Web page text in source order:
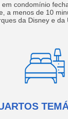
condomínio
a menos de 10
da Disney e da